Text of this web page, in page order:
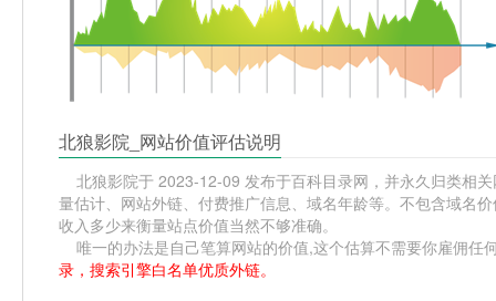
北狼影院_网站价值评估说明
北狼影院于 2023-12-09 发布于百科目录网，并永久归类相
量估计、网站外链、付费推广信息、域名年龄等。不包含域名
收入多少来衡量站点价值当然不够准确。
唯一的办法是自己笔算网站的价值,这个估算不需要你雇佣任
录，搜索引擎白名单优质外链。